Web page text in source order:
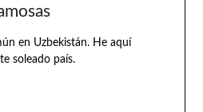
en Uzbekistán. He aquí
soleado país.